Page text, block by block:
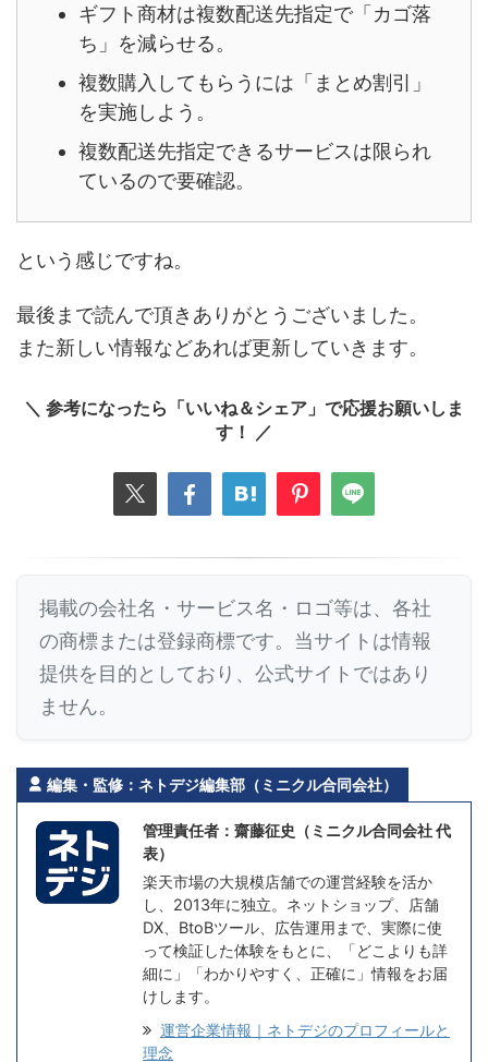
ギフト商材は複数配送先指定で「カゴ落
ち」を減らせる。
複数購入してもらうには「まとめ割引」
を実施しよう。
複数配送先指定できるサービスは限られ
ているので要確認。
という感じですね。
最後まで読んで頂きありがとうございました。
また新しい情報などあれば更新していきます。
＼ 参考になったら「いいね＆シェア」で応援お願いしま
す！ ／
掲載の会社名・サービス名・ロゴ等は、各社
の商標または登録商標です。当サイトは情報
提供を目的としており、公式サイトではあり
ません。
編集・監修：ネトデジ編集部（ミニクル合同会社）
管理責任者：齋藤征史（ミニクル合同会社 代
表）
楽天市場の大規模店舗での運営経験を活か
し、2013年に独立。ネットショップ、店舗
DX、BtoBツール、広告運用まで、実際に使
って検証した体験をもとに、「どこよりも詳
細に」「わかりやすく、正確に」情報をお届
けします。
運営企業情報｜ネトデジのプロフィールと
理念